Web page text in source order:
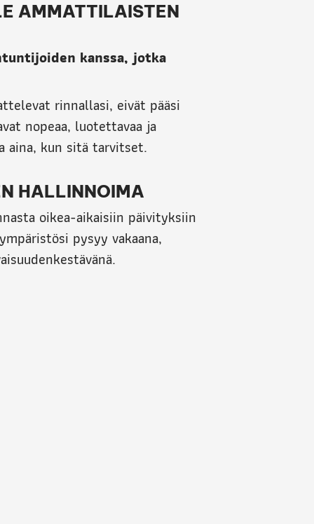
AMMATTILAISTEN
kanssa, jotka
rinnallasi, eivät pääsi
nopeaa, luotettavaa ja
aina, kun sitä tarvitset.
HALLINNOIMA
oikea-aikaisiin päivityksiin
pysyy vakaana,